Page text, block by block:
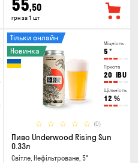
55,50
грн за 1 шт
Міцність
5 °
Гіркота
20 IBU
Щільність
12 %
(0)
Тільки онлайн
Новинка
Пиво Underwood Rising Sun
0.33л
Світле, Нефільтроване, 5°